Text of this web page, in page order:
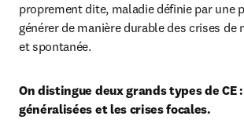
proprement dite, maladie définie par une
générer de manière durable des crises de
et spontanée.
On distingue deux grands types de CE
généralisées et les crises focales.